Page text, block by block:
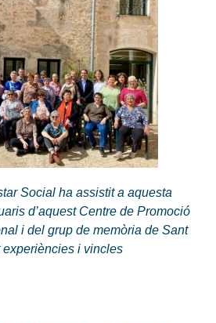
Social ha assistit a aquesta
d’aquest Centre de Promoció
i del grup de memòria de Sant
i vincles